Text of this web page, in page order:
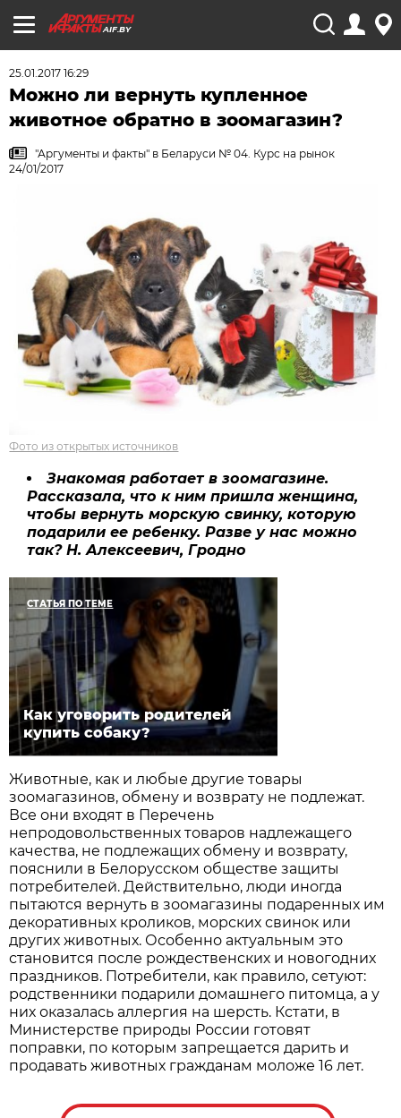
AIF.BY
25.01.2017 16:29
Можно ли вернуть купленное
животное обратно в зоомагазин?
"Аргументы и факты" в Беларуси № 04. Курс на рынок
24/01/2017
Фото из открытых источников
Знакомая работает в зоомагазине.
Рассказала, что к ним пришла женщина,
чтобы вернуть морскую свинку, которую
подарили ее ребенку. Разве у нас можно
так? Н. Алексеевич, Гродно
СТАТЬЯ ПО ТЕМЕ
Как уговорить родителей
купить собаку?
Животные, как и любые другие товары
зоомагазинов, обмену и возврату не подлежат.
Все они входят в Перечень
непродовольственных товаров надлежащего
качества, не подлежащих обмену и возврату,
пояснили в Белорусском обществе защиты
потребителей. Действительно, люди иногда
пытаются вернуть в зоомагазины подаренных им
декоративных кроликов, морских свинок или
других животных. Особенно актуальным это
становится после рождественских и новогодних
праздников. Потребители, как правило, сетуют:
родственники подарили домашнего питомца, а у
них оказалась аллергия на шерсть. Кстати, в
Министерстве природы России готовят
поправки, по которым запрещается дарить и
продавать животных гражданам моложе 16 лет.